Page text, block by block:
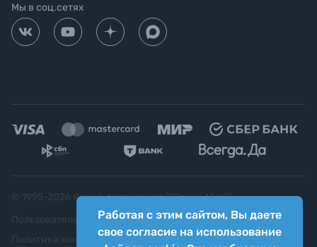
Работая с этим сайтом, Вы даете
свое согласие на использование
Мы в соц.сетях
Яркий фотомаркет ("Яркий Мир")
Пользовательское соглашение
Политика конфиденциальности